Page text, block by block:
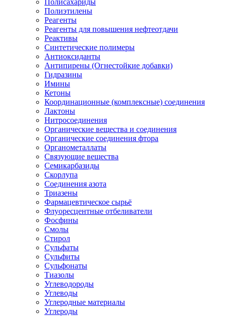
Полисахариды
Полиэтилены
Реагенты
Реагенты для повышения нефтеотдачи
Реактивы
Синтетические полимеры
Антиоксиданты
Антипирены (Огнестойкие добавки)
Гидразины
Имины
Кетоны
Координационные (комплексные) соединения
Лактоны
Нитросоединения
Органические вещества и соединения
Органические соединения фтора
Органометаллаты
Связующие вещества
Семикарбазиды
Скорлупа
Соединения азота
Триазены
Фармацевтическое сырьё
Флуоресцентные отбеливатели
Фосфины
Смолы
Стирол
Сульфаты
Сульфиты
Сульфонаты
Тиазолы
Углеводороды
Углеводы
Углеродные материалы
Углероды